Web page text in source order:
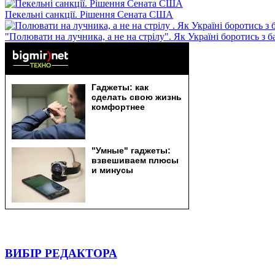
Пекельні санкції. Рішення Сената США
"Полювати на лучника, а не на стрілу". Як Україні боротись з
ВИБІР РЕДАКТОРА